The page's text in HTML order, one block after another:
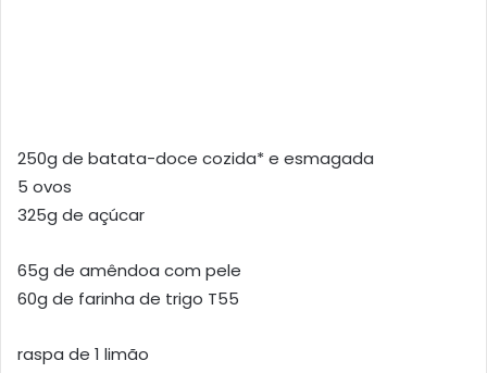
250g de batata-doce cozida* e esmagada
5 ovos
325g de açúcar
65g de amêndoa com pele
60g de farinha de trigo T55
raspa de 1 limão